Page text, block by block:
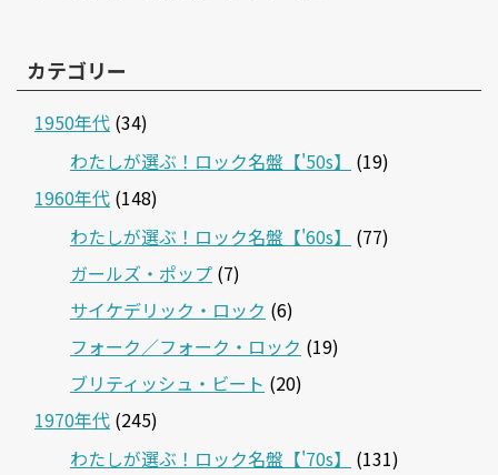
カテゴリー
1950年代 (34)
わたしが選ぶ！ロック名盤【'50s】
(19)
1960年代 (148)
わたしが選ぶ！ロック名盤【'60s】
(77)
ガールズ・ポップ (7)
サイケデリック・ロック (6)
フォーク／フォーク・ロック (19)
ブリティッシュ・ビート (20)
1970年代 (245)
わたしが選ぶ！ロック名盤【'70s】
(131)